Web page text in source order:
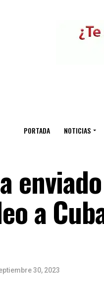
PORTADA NOTICIAS
a
30, 2023